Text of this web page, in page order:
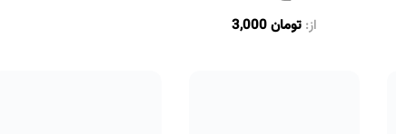
از: تومان3,000